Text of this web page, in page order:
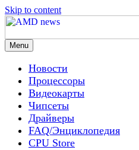
Skip to content
AMD news
Menu
Новости
Процессоры
Видеокарты
Чипсеты
Драйверы
FAQ/Энциклопедия
CPU Store